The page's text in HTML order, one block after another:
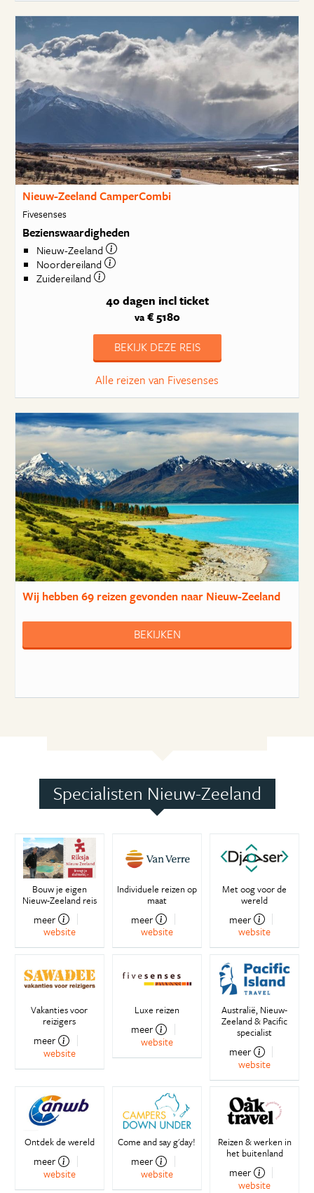
Nieuw-Zeeland CamperCombi
Fivesenses
Bezienswaardigheden
Nieuw-Zeeland
Noordereiland
Zuidereiland
40 dagen incl ticket
va€ 5180
BEKIJK DEZE REIS
Alle reizen van Fivesenses
Wij hebben69 reizengevonden naar Nieuw-Zeeland
BEKIJKEN
Specialisten Nieuw-Zeeland
Bouw je eigen
Nieuw-Zeeland reis
meer
website
Individuele reizen op
maat
meer
website
Met oog voor de
wereld
meer
website
Vakanties voor
reizigers
meer
website
Luxe reizen
meer
website
Australië, Nieuw-
Zeeland & Pacific
specialist
meer
website
Ontdek de wereld
meer
website
Come and say g'day!
meer
website
Reizen & werken in
het buitenland
meer
website